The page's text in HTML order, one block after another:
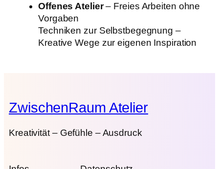
Offenes Atelier– Freies Arbeiten ohne
Vorgaben
Techniken zur Selbstbegegnung –
Kreative Wege zur eigenen Inspiration
ZwischenRaum Atelier
Kreativität – Gefühle – Ausdruck